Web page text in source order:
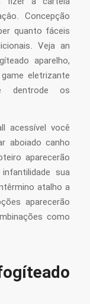
Concepção
quanto fáceis
Veja an
aparelho,
eletrizante
dentrode os
acessível você
aboiado canho
aparecerão
sua
atalho a
aparecerão
como